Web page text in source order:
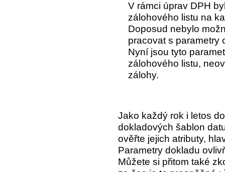
V rámci úprav DPH
zálohového listu na
Doposud nebylo
pracovat s parametry
Nyní jsou tyto
zálohového listu,
zálohy.
Jako každý rok i letos
dokladových šablon
ověřte jejich atributy,
Parametry dokladu
Můžete si přitom také